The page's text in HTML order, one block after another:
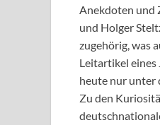
Anekdoten und
und Holger
zugehörig, was
Leitartikel eines
heute nur unter
Zu den